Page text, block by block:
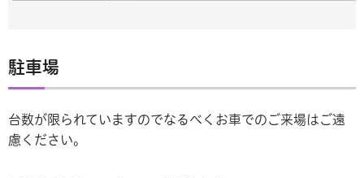
駐車場
台数が限られていますのでなるべくお車でのご来場はご遠
慮ください。